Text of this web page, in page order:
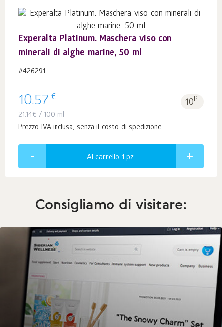
Experalta Platinum. Maschera viso con
minerali di alghe marine, 50 ml
#426291
10.57 € 10p.
21.14€ / 100 ml
Prezzo IVA inclusa, senza il costo di spedizione
Al carrello 1 pz.
Consigliamo di visitare: